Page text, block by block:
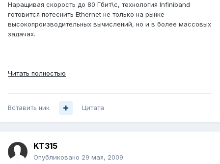
Наращивая скорость до 80 Гбит\с, технология Infiniband
готовится потеснить Ethernet не только на рынке
высокопроизводительных вычислений, но и в более массовых
задачах.
Читать полностью
Вставить ник Цитата
KT315
Опубликовано 29 мая, 2009